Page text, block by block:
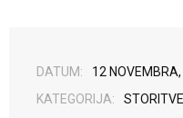
DATUM:
12
KATEGORIJA: